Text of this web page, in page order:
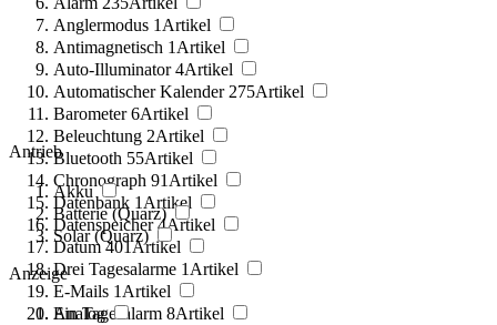
Anglermodus 1 Artikel
Antimagnetisch 1 Artikel
Auto-Illuminator 4Artikel
Automatischer Kalender 275Artikel
Barometer 6Artikel
Beleuchtung 2Artikel
Bluetooth 55Artikel
Chronograph 91 Artikel
Datenbank 1 Artikel
Datenspeicher 4Artikel
Datum 401Artikel
Drei Tagesalarme 1 Artikel
E-Mails 1 Artikel
Ein Tagesalarm 8Artikel
Antrieb
Akku
Batterie (Quarz)
Solar (Quarz)
Anzeige
Analog